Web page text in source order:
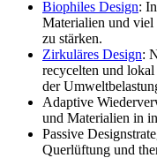
Biophiles Design:
Materialien und viel
zu stärken.
Zirkuläres Design:
recycelten und
der
Adaptive
und Materialien in
Passive
Querlüftung und